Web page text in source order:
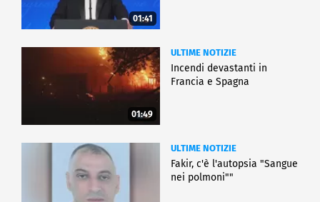
01:41
01:49
ULTIME NOTIZIE
Incendi devastanti in
Francia e Spagna
ULTIME NOTIZIE
Fakir, c'è l'autopsia "Sangue
nei polmoni""